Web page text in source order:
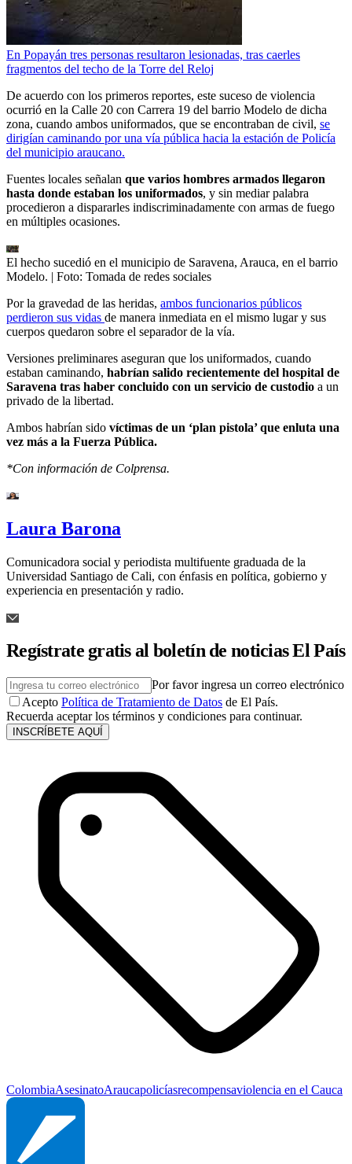
En Popayán tres personas resultaron lesionadas, tras caerles
fragmentos del techo de la Torre del Reloj
De acuerdo con los primeros reportes, este suceso de violencia
ocurrió en la Calle 20 con Carrera 19 del barrio Modelo de dicha
zona, cuando ambos uniformados, que se encontraban de civil, se
dirigían caminando por una vía pública hacia la estación de Policía
del municipio araucano.
Fuentes locales señalan que varios hombres armados llegaron
hasta donde estaban los uniformados, y sin mediar palabra
procedieron a dispararles indiscriminadamente con armas de fuego
en múltiples ocasiones.
El hecho sucedió en el municipio de Saravena, Arauca, en el barrio
Modelo. | Foto: Tomada de redes sociales
Por la gravedad de las heridas, ambos funcionarios públicos
perdieron sus vidas de manera inmediata en el mismo lugar y sus
cuerpos quedaron sobre el separador de la vía.
Versiones preliminares aseguran que los uniformados, cuando
estaban caminando, habrían salido recientemente del hospital de
Saravena tras haber concluido con un servicio de custodio a un
privado de la libertad.
Ambos habrían sido víctimas de un ‘plan pistola’ que enluta una
vez más a la Fuerza Pública.
*Con información de Colprensa.
Laura Barona
Comunicadora social y periodista multifuente graduada de la
Universidad Santiago de Cali, con énfasis en política, gobierno y
experiencia en presentación y radio.
Regístrate gratis al boletín de noticias El País
Por favor ingresa un correo electrónico
Acepto Política de Tratamiento de Datos de El País.
Recuerda aceptar los términos y condiciones para continuar.
INSCRÍBETE AQUÍ
ColombiaAsesinatoAraucapolicíasrecompensaviolencia en el Cauca